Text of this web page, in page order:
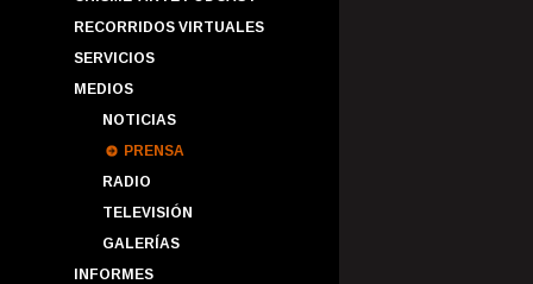
RECORRIDOS VIRTUALES
SERVICIOS
MEDIOS
NOTICIAS
PRENSA
RADIO
TELEVISIÓN
GALERÍAS
INFORMES